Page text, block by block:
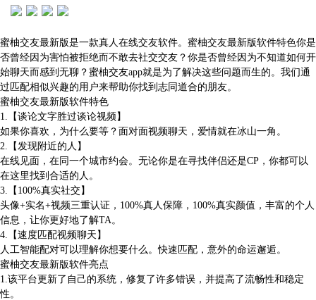
蜜柚交友最新版是一款真人在线交友软件。蜜柚交友最新版软件特色你是
否曾经因为害怕被拒绝而不敢去社交交友？你是否曾经因为不知道如何开
始聊天而感到无聊？蜜柚交友app就是为了解决这些问题而生的。我们通
过匹配相似兴趣的用户来帮助你找到志同道合的朋友。
蜜柚交友最新版软件特色
1.【谈论文字胜过谈论视频】
如果你喜欢，为什么要等？面对面视频聊天，爱情就在冰山一角。
2.【发现附近的人】
在线见面，在同一个城市约会。无论你是在寻找伴侣还是CP，你都可以
在这里找到合适的人。
3.【100%真实社交】
头像+实名+视频三重认证，100%真人保障，100%真实颜值，丰富的个人
信息，让你更好地了解TA。
4.【速度匹配视频聊天】
人工智能配对可以理解你想要什么。快速匹配，意外的命运邂逅。
蜜柚交友最新版软件亮点
1.该平台更新了自己的系统，修复了许多错误，并提高了流畅性和稳定
性。